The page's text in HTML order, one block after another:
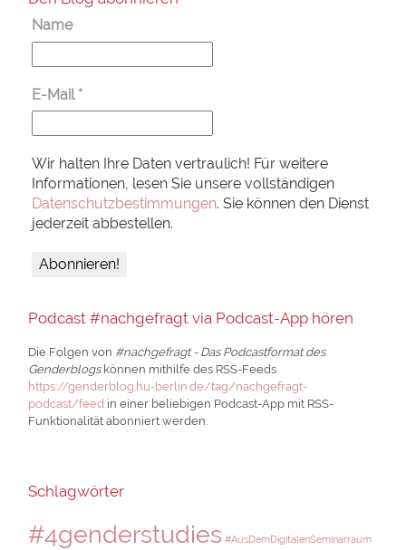
Name
E-Mail *
Wir halten Ihre Daten vertraulich! Für weitere
Informationen, lesen Sie unsere vollständigen
Datenschutzbestimmungen. Sie können den Dienst
jederzeit abbestellen.
Podcast #nachgefragt via Podcast-App hören
Die Folgen von #nachgefragt - Das Podcastformat des
Genderblogskönnen mithilfe des RSS-Feeds
https://genderblog.hu-berlin.de/tag/nachgefragt-
podcast/feed in einer beliebigen Podcast-App mit RSS-
Funktionalität abonniert werden.
Schlagwörter
#4genderstudies #AusDemDigitalenSeminarraum